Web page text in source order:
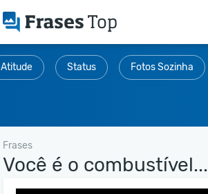
Atitude Status Fotos Sozinha
Frases
Você é o combustível...